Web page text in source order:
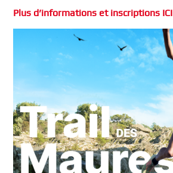
Plus d’informations et inscriptions ICI